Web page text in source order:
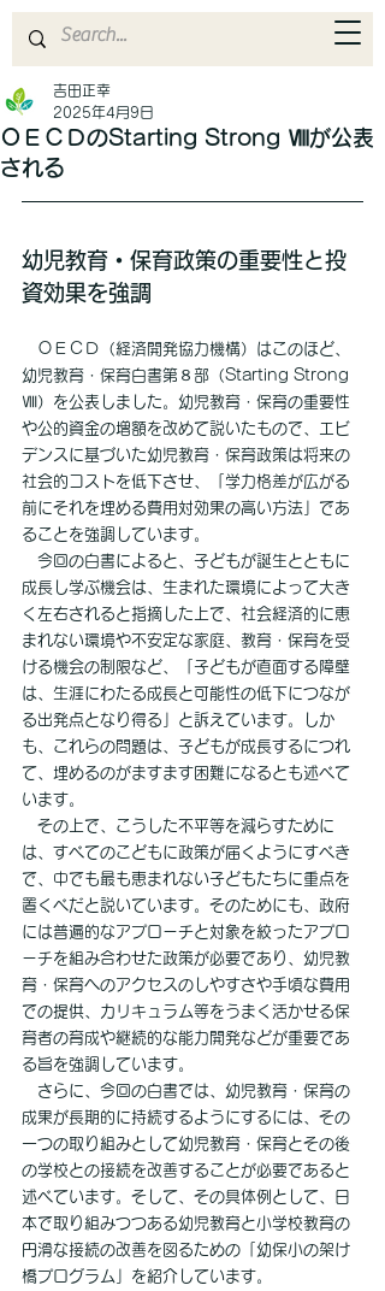
ＯＥＣＤのStarting Strong Ⅷが公表
される
吉田正幸
2025年4月9日
幼児教育・保育政策の重要性と投
資効果を強調
ＯＥＣＤ（経済開発協力機構）はこのほど、
幼児教育・保育白書第８部（Starting Strong
Ⅷ）を公表しました。幼児教育・保育の重要性
や公的資金の増額を改めて説いたもので、エビ
デンスに基づいた幼児教育・保育政策は将来の
社会的コストを低下させ、「学力格差が広がる
前にそれを埋める費用対効果の高い方法」であ
ることを強調しています。
今回の白書によると、子どもが誕生とともに
成長し学ぶ機会は、生まれた環境によって大き
く左右されると指摘した上で、社会経済的に恵
まれない環境や不安定な家庭、教育・保育を受
ける機会の制限など、「子どもが直面する障壁
は、生涯にわたる成長と可能性の低下につなが
る出発点となり得る」と訴えています。しか
も、これらの問題は、子どもが成長するにつれ
て、埋めるのがますます困難になるとも述べて
います。
その上で、こうした不平等を減らすために
は、すべてのこどもに政策が届くようにすべき
で、中でも最も恵まれない子どもたちに重点を
置くべだと説いています。そのためにも、政府
には普遍的なアプローチと対象を絞ったアプロ
ーチを組み合わせた政策が必要であり、幼児教
育・保育へのアクセスのしやすさや手頃な費用
での提供、カリキュラム等をうまく活かせる保
育者の育成や継続的な能力開発などが重要であ
る旨を強調しています。
さらに、今回の白書では、幼児教育・保育の
成果が長期的に持続するようにするには、その
一つの取り組みとして幼児教育・保育とその後
の学校との接続を改善することが必要であると
述べています。そして、その具体例として、日
本で取り組みつつある幼児教育と小学校教育の
円滑な接続の改善を図るための「幼保小の架け
橋プログラム」を紹介しています。